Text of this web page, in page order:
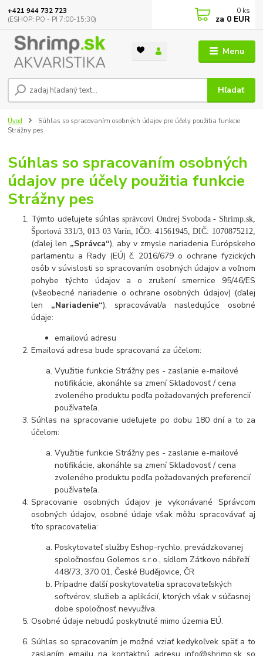
Menu
Hľadať
+421 944 732 723
(ESHOP: PO - PI 7:00-15:30)
0 ks
za 0 EUR
Úvod
Súhlas so spracovaním osobných údajov pre účely použitia funkcie
Strážny pes
Súhlas so spracovaním osobných
údajov pre účely použitia funkcie
Strážny pes
Týmto udeľujete súhlassprávcovi Ondrej Svoboda - Shrimp.sk,
Športová 331/3, 013 03 Varín, IČO: 41561945, DIČ: 1070875212,
(ďalej len „Správca“), aby v zmysle nariadenia Európskeho
parlamentu a Rady (EÚ) č. 2016/679 o ochrane fyzických
osôb v súvislosti so spracovaním osobných údajov a voľnom
pohybe týchto údajov a o zrušení smernice 95/46/ES
(všeobecné nariadenie o ochrane osobných údajov) (ďalej
len „Nariadenie“), spracovával/a nasledujúce osobné
údaje:
emailovú adresu
Emailová adresa bude spracovaná za účelom:
Využitie funkcie Strážny pes - zaslanie e-mailové
notifikácie, akonáhle sa zmení Skladovosť / cena
zvoleného produktu podľa požadovaných preferencií
používateľa.
Súhlas na spracovanie udeľujete po dobu 180 dnía to za
účelom:
Využitie funkcie Strážny pes - zaslanie e-mailové
notifikácie, akonáhle sa zmení Skladovosť / cena
zvoleného produktu podľa požadovaných preferencií
používateľa.
Spracovanie osobných údajov je vykonávané Správcom
osobných údajov, osobné údaje však môžu spracovávať aj
títo spracovatelia:
Poskytovateľ služby Eshop-rychlo, prevádzkovanej
spoločnosťou Golemos s.r.o., sídlom Zátkovo nábřeží
448/73, 370 01, České Budějovice, ČR
Prípadne ďalší poskytovatelia spracovateľských
softvérov, služieb a aplikácií, ktorých však v súčasnej
dobe spoločnosť nevyužíva.
Osobné údajenebudú poskytnuté mimo územia EÚ.
Súhlas so spracovaním je možné vziať kedykoľvek späť a to